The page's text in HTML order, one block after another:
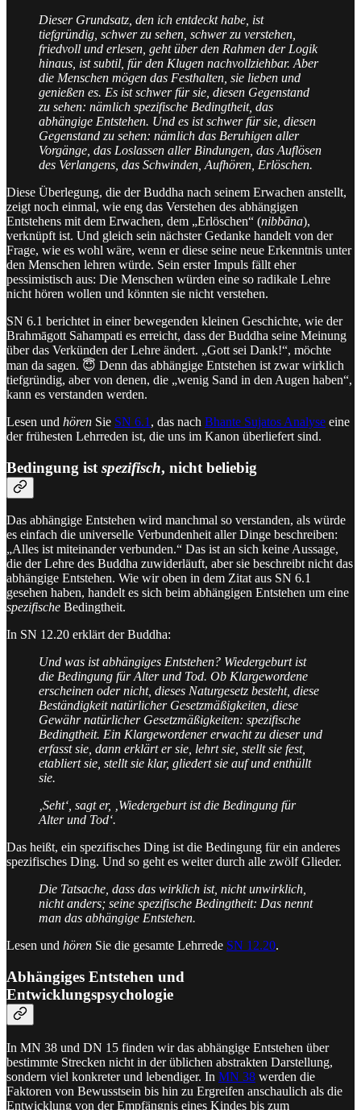
Dieser Grundsatz, den ich entdeckt habe, ist
tiefgründig, schwer zu sehen, schwer zu verstehen,
friedvoll und erlesen, geht über den Rahmen der Logik
hinaus, ist subtil, für den Klugen nachvollziehbar. Aber
die Menschen mögen das Festhalten, sie lieben und
genießen es. Es ist schwer für sie, diesen Gegenstand
zu sehen: nämlich spezifische Bedingtheit, das
abhängige Entstehen. Und es ist schwer für sie, diesen
Gegenstand zu sehen: nämlich das Beruhigen aller
Vorgänge, das Loslassen aller Bindungen, das Auflösen
des Verlangens, das Schwinden, Aufhören, Erlöschen.
Diese Überlegung, die der Buddha nach seinem Erwachen anstellt,
zeigt noch einmal, wie eng das Verstehen des abhängigen
Entstehens mit dem Erwachen, dem „Erlöschen“ (nibbāna),
verknüpft ist. Und gleich sein nächster Gedanke handelt von der
Frage, wie es wohl wäre, wenn er diese seine neue Erkenntnis unter
den Menschen lehren würde. Sein erster Impuls fällt eher
pessimistisch aus: Die Menschen würden eine so radikale Lehre
nicht hören wollen und könnten sie nicht verstehen.
SN 6.1 berichtet in einer bewegenden kleinen Geschichte, wie der
Brahmāgott Sahampati es erreicht, dass der Buddha seine Meinung
über das Verkünden der Lehre ändert. „Gott sei Dank!“, möchte
man da sagen. 😇 Denn das abhängige Entstehen ist zwar wirklich
tiefgründig, aber von denen, die „wenig Sand in den Augen haben“,
kann es verstanden werden.
Lesen und hören Sie SN 6.1 , das nach Bhante Sujatos Analyse eine
der frühesten Lehrreden ist, die uns im Kanon überliefert sind.
Bedingung ist spezifisch, nicht beliebig
Das abhängige Entstehen wird manchmal so verstanden, als würde
es einfach die universelle Verbundenheit aller Dinge beschreiben:
„Alles ist miteinander verbunden.“ Das ist an sich keine Aussage,
die der Lehre des Buddha zuwiderläuft, aber sie beschreibt nicht das
abhängige Entstehen. Wie wir oben in dem Zitat aus SN 6.1
gesehen haben, handelt es sich beim abhängigen Entstehen um eine
spezifische Bedingtheit.
In SN 12.20 erklärt der Buddha:
Und was ist abhängiges Entstehen? Wiedergeburt ist
die Bedingung für Alter und Tod. Ob Klargewordene
erscheinen oder nicht, dieses Naturgesetz besteht, diese
Beständigkeit natürlicher Gesetzmäßigkeiten, diese
Gewähr natürlicher Gesetzmäßigkeiten: spezifische
Bedingtheit. Ein Klargewordener erwacht zu dieser und
erfasst sie, dann erklärt er sie, lehrt sie, stellt sie fest,
etabliert sie, stellt sie klar, gliedert sie auf und enthüllt
sie.
‚Seht‘, sagt er, ‚Wiedergeburt ist die Bedingung für
Alter und Tod‘.
Das heißt, ein spezifisches Ding ist die Bedingung für ein anderes
spezifisches Ding. Und so geht es weiter durch alle zwölf Glieder.
Die Tatsache, dass das wirklich ist, nicht unwirklich,
nicht anders; seine spezifische Bedingtheit: Das nennt
man das abhängige Entstehen.
Lesen und hören Sie die gesamte Lehrrede SN 12.20.
Abhängiges Entstehen und
Entwicklungspsychologie
In MN 38 und DN 15 finden wir das abhängige Entstehen über
bestimmte Strecken nicht in der üblichen abstrakten Darstellung,
sondern viel konkreter und lebendiger. In MN 38 werden die
Faktoren von Bewusstsein bis hin zu Ergreifen anschaulich als die
Entwicklung von der Empfängnis eines Kindes bis zum